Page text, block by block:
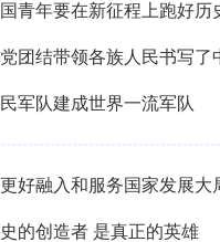
青年要在新征程上跑好历
团结带领各族人民书写了
军队建成世界一流军队
好融入和服务国家发展大
的创造者 是真正的英雄